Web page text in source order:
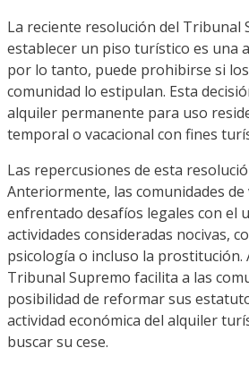
La reciente resolución del Tribunal
establecer un piso turístico es una
por lo tanto, puede prohibirse si
comunidad lo estipulan. Esta
alquiler permanente para uso
temporal o vacacional con fines
Las repercusiones de esta
Anteriormente, las comunidades de
enfrentado desafíos legales con el
actividades consideradas nocivas,
psicología o incluso la prostitución.
Tribunal Supremo facilita a las
posibilidad de reformar sus
actividad económica del alquiler
buscar su cese.